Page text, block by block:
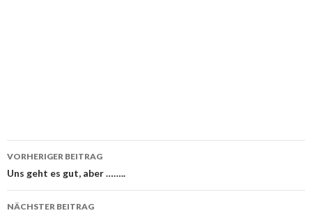
Beitrags-
Navigation
VORHERIGER BEITRAG
Uns geht es gut, aber ……..
NÄCHSTER BEITRAG